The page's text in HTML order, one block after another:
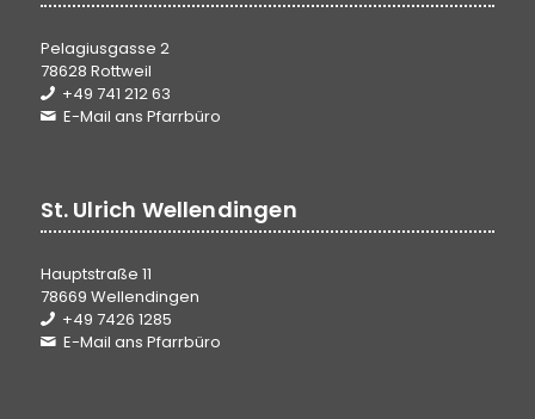
Pelagiusgasse 2
78628 Rottweil
+49 741 212 63
E-Mail ans Pfarrbüro
St. Ulrich Wellendingen
Hauptstraße 11
78669 Wellendingen
+49 7426 1285
E-Mail ans Pfarrbüro